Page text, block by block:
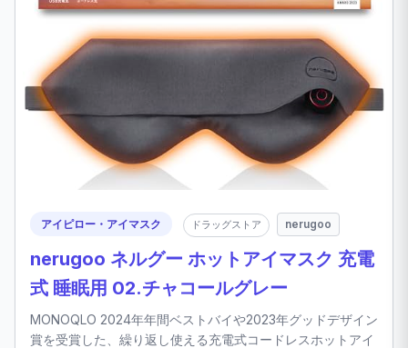
アイピロー・アイマスク ドラッグストア nerugoo
nerugoo ネルグー ホットアイマスク 充電
式 睡眠用 02.チャコールグレー
MONOQLO 2024年年間ベストバイや2023年グッドデザイン
賞を受賞した、繰り返し使える充電式コードレスホットアイ